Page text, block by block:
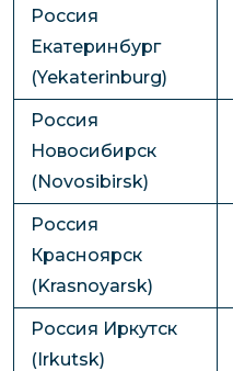
Россия
Екатеринбург
(Yekaterinburg)
Россия
Новосибирск
(Novosibirsk)
Россия
Красноярск
(Krasnoyarsk)
Россия Иркутск
(Irkutsk)